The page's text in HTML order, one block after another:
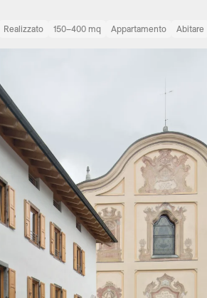
Realizzato 150–400 mq Appartamento Abitare